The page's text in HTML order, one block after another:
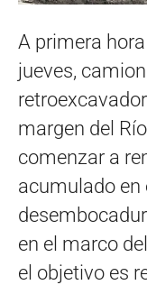
A primera
jueves,
margen del
comenzar a
acumulado en
en el marco
el objetivo es